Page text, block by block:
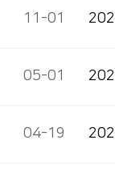
11-01
05-01
04-19